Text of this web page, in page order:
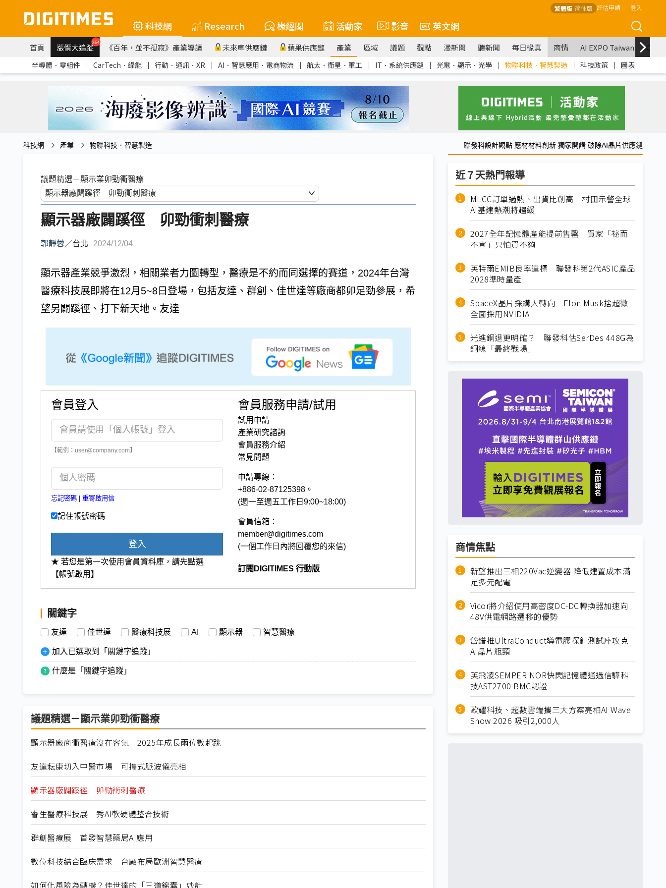
繁體版 简体版 評估申請 登入
科技網 Research 椽經閣 活動家 影音 英文網
首頁 漲價大追蹤264 《百年，並不孤寂》產業導讀 未來車供應鏈 蘋果供應鏈 產業 區域 議題 觀點 漫新聞 聽新聞 每日椽真 商情 AI EXPO Taiwan
半導體．零組件 ｜ CarTech．綠能 ｜ 行動．通訊．XR ｜ AI．智慧應用．電商物流 ｜ 航太．衛星．軍工 ｜ IT．系統供應鏈 ｜ 光電．顯示．光學 ｜ 物聯科技．智慧製造 ｜ 科技政策 ｜ 圖表
科技網 產業 物聯科技．智慧製造 聯發科設計觀點 應材材料創新 獨家開講 破除AI晶片供應鏈
議題精選－顯示業卯勁衝醫療
顯示器廠闢蹊徑 卯勁衝刺醫療
郭靜蓉／台北 2024/12/04
顯示器產業競爭激烈，相關業者力圖轉型，醫療是不約而同選擇的賽道，2024年台灣
醫療科技展即將在12月5~8日登場，包括友達、群創、佳世達等廠商都卯足勁參展，希
望另闢蹊徑、打下新天地。友達
會員登入
【範例：user@company.com】
忘記密碼 重寄啟用信
記住帳號密碼
登入
★ 若您是第一次使用會員資料庫，請先點選
【帳號啟用】
會員服務申請/試用
試用申請
產業研究諮詢
會員服務介紹
常見問題
申請專線：
+886-02-87125398。
(週一至週五工作日9:00~18:00)
會員信箱：
member@digitimes.com
(一個工作日內將回覆您的來信)
訂閱DIGITIMES 行動版
關鍵字
友達 佳世達 醫療科技展 AI 顯示器 智慧醫療
加入已選取到「關鍵字追蹤」
什麼是「關鍵字追蹤」
議題精選－顯示業卯勁衝醫療
顯示器廠商衝醫療沒在客氣 2025年成長兩位數起跳
友達耘康切入中醫市場 可攜式脈波儀亮相
顯示器廠闢蹊徑 卯勁衝刺醫療
睿生醫療科技展 秀AI軟硬體整合技術
群創醫療展 首發智慧藥局AI應用
數位科技結合臨床需求 台廠布局歐洲智慧醫療
如何化風險為轉機？佳世達的「三道錦囊」妙計
近７天熱門報導
MLCC訂單過熱、出貨比創高 村田示警全球
AI基建熱潮將趨緩
2027全年記憶體產能提前售罄 買家「祕而
不宣」只怕買不夠
英特爾EMIB良率達標 聯發科第2代ASIC產品
2028準時量產
SpaceX晶片採購大轉向 Elon Musk捨超微
全面採用NVIDIA
光進銅退更明確？ 聯發科估SerDes 448G為
銅線「最終戰場」
商情焦點
新望推出三相220Vac逆變器 降低建置成本滿
足多元配電
Vicor將介紹使用高密度DC-DC轉換器加速向
48V供電網路遷移的優勢
岱鐠推UltraConduct導電膠探針測試座攻克
AI晶片瓶頸
英飛凌SEMPER NOR快閃記憶體通過信驊科
技AST2700 BMC認證
歐耀科技、超數雲端攜三大方案亮相AI Wave
Show 2026 吸引2,000人